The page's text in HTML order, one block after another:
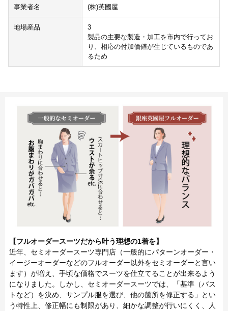
事業者名 (株)英國屋
地場産品
3
製品の主要な製造・加工を市内で行ってお
り、相応の付加価値が生じているものであ
るため
【フルオーダースーツだから叶う理想の1着を】
近年、セミオーダースーツ専門店（一般的にパターンオーダー・
イージーオーダーなどのフルオーダー以外をセミオーダーと言い
ます）が増え、手頃な価格でスーツを仕立てることが出来るよう
になりました。しかし、セミオーダースーツでは、「基準（バス
トなど）を決め、サンプル服を選び、他の箇所を修正する」とい
う特性上、修正幅にも制限があり、細かな調整が行いにくく、人